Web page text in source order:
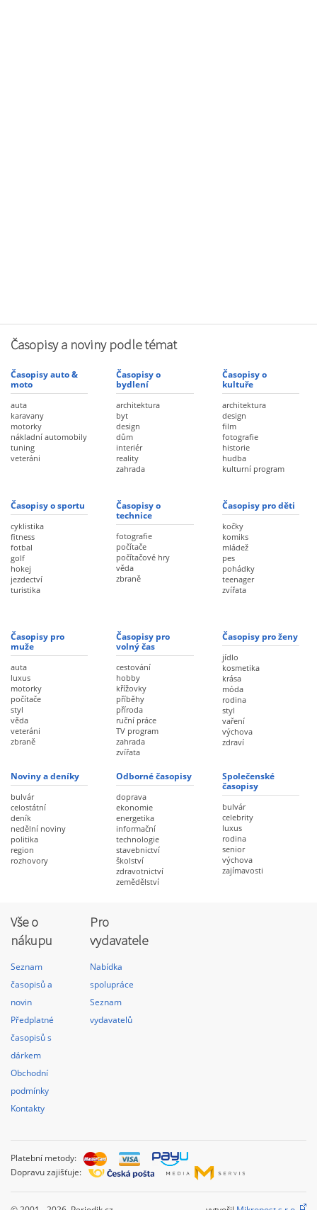
Časopisy a noviny podle témat
Časopisy auto &
moto
auta
karavany
motorky
nákladní automobily
tuning
veteráni
Časopisy o
bydlení
architektura
byt
design
dům
interiér
reality
zahrada
Časopisy o
kultuře
architektura
design
film
fotografie
historie
hudba
kulturní program
Časopisy o sportu
cyklistika
fitness
fotbal
golf
hokej
jezdectví
turistika
Časopisy o
technice
fotografie
počítače
počítačové hry
věda
zbraně
Časopisy pro děti
kočky
komiks
mládež
pes
pohádky
teenager
zvířata
Časopisy pro
muže
auta
luxus
motorky
počítače
styl
věda
veteráni
zbraně
Časopisy pro
volný čas
cestování
hobby
křížovky
příběhy
příroda
ruční práce
TV program
zahrada
zvířata
Časopisy pro ženy
jídlo
kosmetika
krása
móda
rodina
styl
vaření
výchova
zdraví
Noviny a deníky
bulvár
celostátní
deník
nedělní noviny
politika
region
rozhovory
Odborné časopisy
doprava
ekonomie
energetika
informační
technologie
stavebnictví
školství
zdravotnictví
zemědělství
Společenské
časopisy
bulvár
celebrity
luxus
rodina
senior
výchova
zajímavosti
Vše o
nákupu
Seznam
časopisů a
novin
Předplatné
časopisů s
dárkem
Obchodní
podmínky
Kontakty
Pro
vydavatele
Nabídka
spolupráce
Seznam
vydavatelů
Platební metody:
Dopravu zajišťuje: